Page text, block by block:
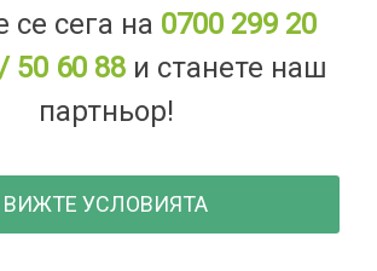
се сега на 0700 299 20
50 60 88 и станете наш
партньор!
ВИЖТЕ УСЛОВИЯТА